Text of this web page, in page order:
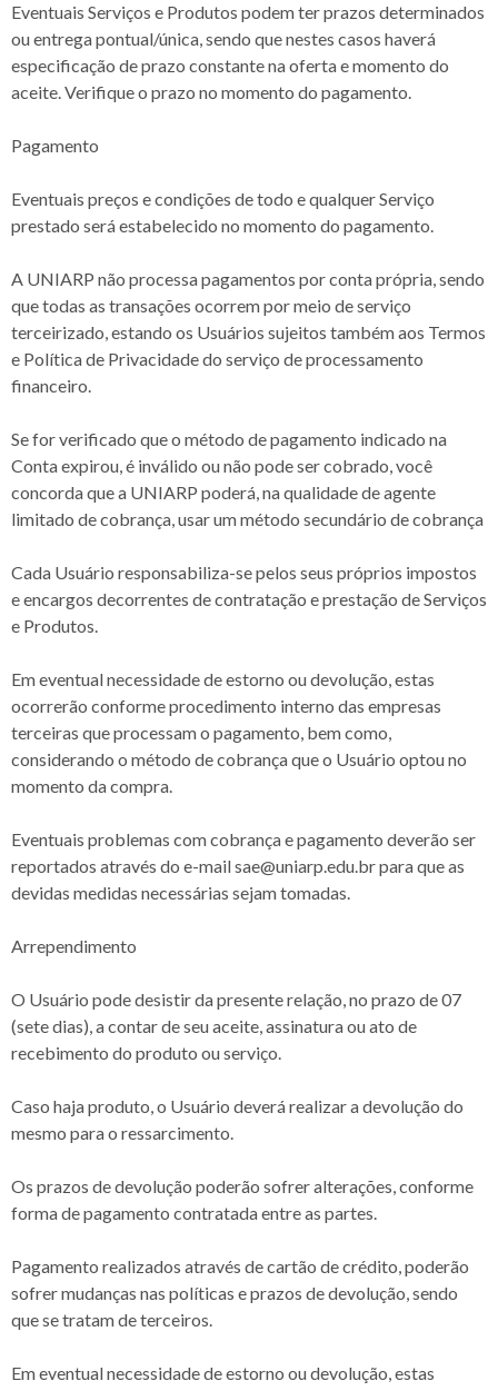
Eventuais Serviços e Produtos podem ter prazos determinados
ou entrega pontual/única, sendo que nestes casos haverá
especificação de prazo constante na oferta e momento do
aceite. Verifique o prazo no momento do pagamento.
Pagamento
Eventuais preços e condições de todo e qualquer Serviço
prestado será estabelecido no momento do pagamento.
A UNIARP não processa pagamentos por conta própria, sendo
que todas as transações ocorrem por meio de serviço
terceirizado, estando os Usuários sujeitos também aos Termos
e Política de Privacidade do serviço de processamento
financeiro.
Se for verificado que o método de pagamento indicado na
Conta expirou, é inválido ou não pode ser cobrado, você
concorda que a UNIARP poderá, na qualidade de agente
limitado de cobrança, usar um método secundário de cobrança
Cada Usuário responsabiliza-se pelos seus próprios impostos
e encargos decorrentes de contratação e prestação de Serviços
e Produtos.
Em eventual necessidade de estorno ou devolução, estas
ocorrerão conforme procedimento interno das empresas
terceiras que processam o pagamento, bem como,
considerando o método de cobrança que o Usuário optou no
momento da compra.
Eventuais problemas com cobrança e pagamento deverão ser
reportados através do e-mail sae@uniarp.edu.br para que as
devidas medidas necessárias sejam tomadas.
Arrependimento
O Usuário pode desistir da presente relação, no prazo de 07
(sete dias), a contar de seu aceite, assinatura ou ato de
recebimento do produto ou serviço.
Caso haja produto, o Usuário deverá realizar a devolução do
mesmo para o ressarcimento.
Os prazos de devolução poderão sofrer alterações, conforme
forma de pagamento contratada entre as partes.
Pagamento realizados através de cartão de crédito, poderão
sofrer mudanças nas políticas e prazos de devolução, sendo
que se tratam de terceiros.
Em eventual necessidade de estorno ou devolução, estas